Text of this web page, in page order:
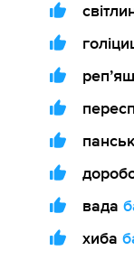
вада
хиба